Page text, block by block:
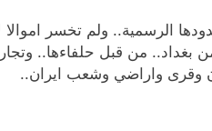
الرسمية.. ولم تخسر
بغداد.. من قبل حلفاءها..
وقرى واراضي وشعب ايران..